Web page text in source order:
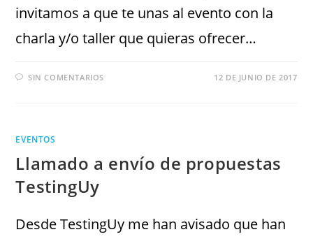
invitamos a que te unas al evento con la
charla y/o taller que quieras ofrecer…
SIN COMENTARIOS 12 DE JUNIO DE 2017
EVENTOS
Llamado a envío de propuestas
TestingUy
Desde TestingUy me han avisado que han